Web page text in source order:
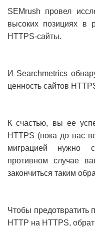
SEMrush провел
высоких позициях в
HTTPS-сайты.
И Searchmetrics
ценность сайтов
К счастью, вы ее
HTTPS (пока до нас
миграцией нужно
противном случае
закончиться таким
Чтобы предотвратить
HTTP на HTTPS,